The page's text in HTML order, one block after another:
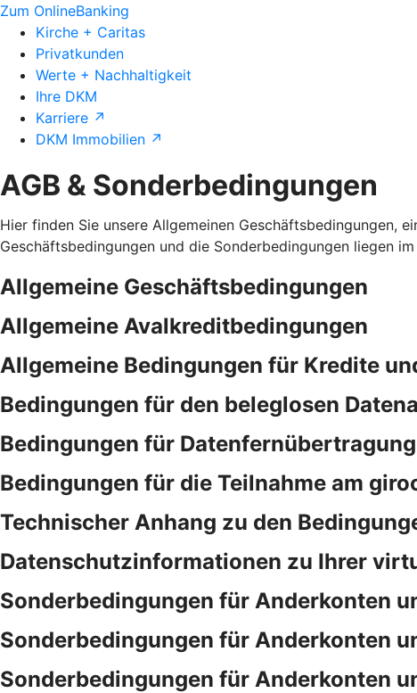
Zum OnlineBanking
Kirche + Caritas
Privatkunden
Werte + Nachhaltigkeit
Ihre DKM
Karriere ↗
DKM Immobilien ↗
AGB & Sonderbedingungen
Hier finden Sie unsere Allgemeinen Geschäftsbedingungen,
Geschäftsbedingungen und die Sonderbedingungen liegen
Allgemeine Geschäftsbedingungen
Allgemeine Avalkreditbedingungen
Allgemeine Bedingungen für Kredite
Bedingungen für den beleglosen
Bedingungen für Datenfernübertragung
Bedingungen für die Teilnahme am
Technischer Anhang zu den
Datenschutzinformationen zu Ihrer
Sonderbedingungen für Anderkonten
Sonderbedingungen für Anderkonten
Sonderbedingungen für Anderkonten